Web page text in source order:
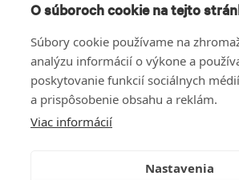
O súboroch cookie na tejto
Súbory cookie používame na
analýzu informácií o výkone a
poskytovanie funkcií sociálnych
a prispôsobenie obsahu a reklám.
Viac informácií
Nastavenia